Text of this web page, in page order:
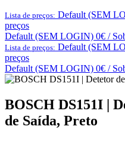
Lista de preços: Default (SEM
preços
Default (SEM LOGIN) 0€ /
Lista de preços: Default (SEM
preços
Default (SEM LOGIN) 0€ /
BOSCH DS151I |
de Saída, Preto